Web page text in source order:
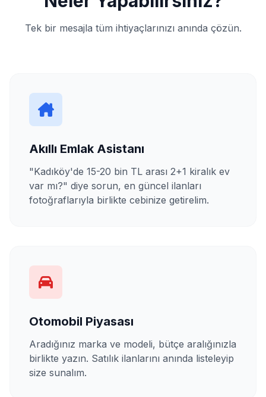
Tek bir mesajla tüm ihtiyaçlarınızı anında çözün.
Akıllı Emlak Asistanı
"Kadıköy'de 15-20 bin TL arası 2+1 kiralık ev
var mı?" diye sorun, en güncel ilanları
fotoğraflarıyla birlikte cebinize getirelim.
Otomobil Piyasası
Aradığınız marka ve modeli, bütçe aralığınızla
birlikte yazın. Satılık ilanlarını anında listeleyip
size sunalım.